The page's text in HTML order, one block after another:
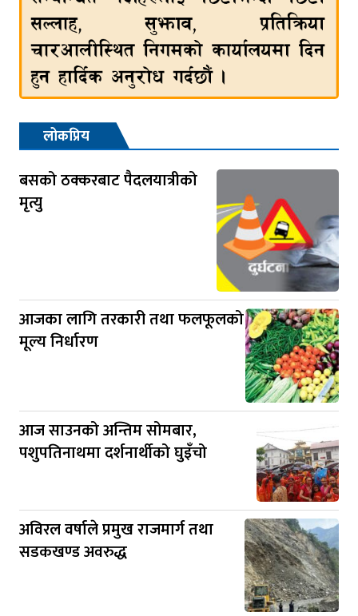
लोकप्रिय
बसको ठक्करबाट पैदलयात्रीको
मृत्यु
आजका लागि तरकारी तथा फलफूलको
मूल्य निर्धारण
आज साउनको अन्तिम सोमबार,
पशुपतिनाथमा दर्शनार्थीको घुइँचो
अविरल वर्षाले प्रमुख राजमार्ग तथा
सडकखण्ड अवरुद्ध